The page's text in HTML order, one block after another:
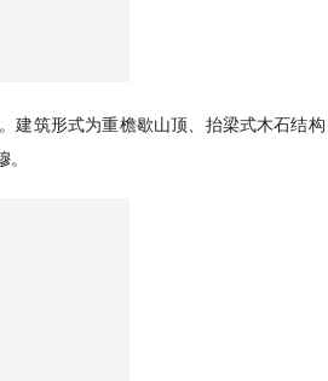
建筑形式为重檐歇山顶、抬梁式木石结